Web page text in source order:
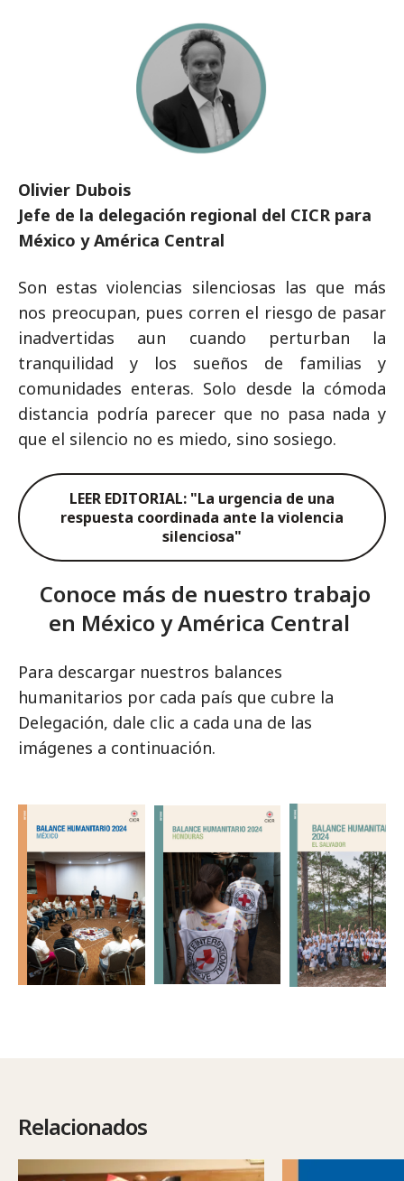
Olivier Dubois
Jefe de la delegación regional del CICR para
México y América Central
Son estas violencias silenciosas las que más
nos preocupan, pues corren el riesgo de pasar
inadvertidas aun cuando perturban la
tranquilidad y los sueños de familias y
comunidades enteras. Solo desde la cómoda
distancia podría parecer que no pasa nada y
que el silencio no es miedo, sino sosiego.
LEER EDITORIAL: "La urgencia de una
respuesta coordinada ante la violencia
silenciosa"
Conoce más de nuestro trabajo
en México y América Central
Para descargar nuestros balances
humanitarios por cada país que cubre la
Delegación, dale clic a cada una de las
imágenes a continuación.
Relacionados